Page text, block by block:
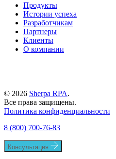
Продукты
Истории успеха
Разработчикам
Партнеры
Клиенты
О компании
© 2026 Sherpa RPA.
Все права защищены.
Политика конфиденциальности
8 (800) 700-76-83
Консультация